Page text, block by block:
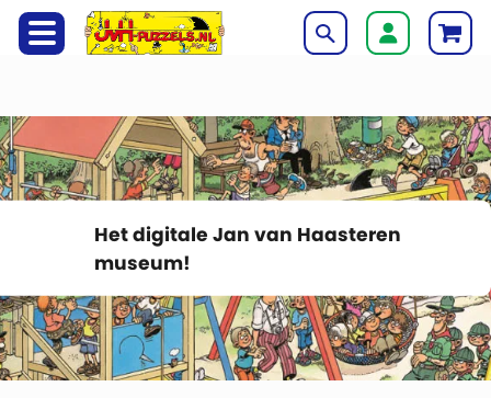
Het digitale Jan van Haasteren
museum!